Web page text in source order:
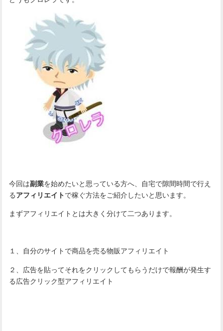
今回は副業を始めたいと思っている方へ、自宅で隙間時間で行え
るアフィリエイトで稼ぐ方法をご紹介したいと思います。
まずアフィリエイトとは大きく分けて二つあります。
１、自分のサイトで商品を売る物販アフィリエイト
２、広告を貼ってそれをクリックしてもらうだけで報酬が発生す
る広告クリック型アフィリエイト